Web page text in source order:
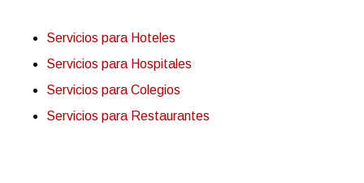
Servicios para Hoteles
Servicios para Hospitales
Servicios para Colegios
Servicios para Restaurantes